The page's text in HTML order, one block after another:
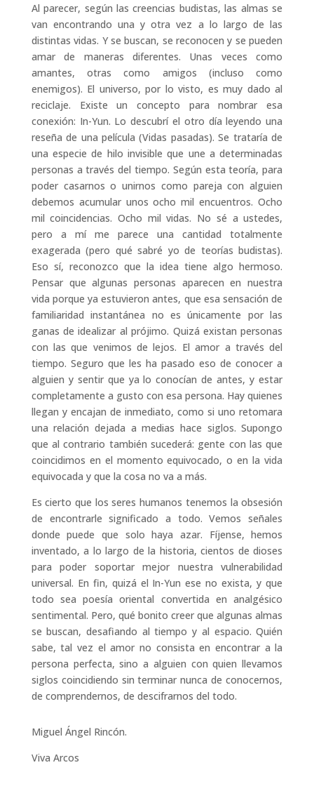
Al parecer, según las creencias budistas, las almas se
van encontrando una y otra vez a lo largo de las
distintas vidas. Y se buscan, se reconocen y se pueden
amar de maneras diferentes. Unas veces como
amantes, otras como amigos (incluso como
enemigos). El universo, por lo visto, es muy dado al
reciclaje. Existe un concepto para nombrar esa
conexión: In-Yun. Lo descubrí el otro día leyendo una
reseña de una película (Vidas pasadas). Se trataría de
una especie de hilo invisible que une a determinadas
personas a través del tiempo. Según esta teoría, para
poder casarnos o unirnos como pareja con alguien
debemos acumular unos ocho mil encuentros. Ocho
mil coincidencias. Ocho mil vidas. No sé a ustedes,
pero a mí me parece una cantidad totalmente
exagerada (pero qué sabré yo de teorías budistas).
Eso sí, reconozco que la idea tiene algo hermoso.
Pensar que algunas personas aparecen en nuestra
vida porque ya estuvieron antes, que esa sensación de
familiaridad instantánea no es únicamente por las
ganas de idealizar al prójimo. Quizá existan personas
con las que venimos de lejos. El amor a través del
tiempo. Seguro que les ha pasado eso de conocer a
alguien y sentir que ya lo conocían de antes, y estar
completamente a gusto con esa persona. Hay quienes
llegan y encajan de inmediato, como si uno retomara
una relación dejada a medias hace siglos. Supongo
que al contrario también sucederá: gente con las que
coincidimos en el momento equivocado, o en la vida
equivocada y que la cosa no va a más.
Es cierto que los seres humanos tenemos la obsesión
de encontrarle significado a todo. Vemos señales
donde puede que solo haya azar. Fíjense, hemos
inventado, a lo largo de la historia, cientos de dioses
para poder soportar mejor nuestra vulnerabilidad
universal. En fin, quizá el In-Yun ese no exista, y que
todo sea poesía oriental convertida en analgésico
sentimental. Pero, qué bonito creer que algunas almas
se buscan, desafiando al tiempo y al espacio. Quién
sabe, tal vez el amor no consista en encontrar a la
persona perfecta, sino a alguien con quien llevamos
siglos coincidiendo sin terminar nunca de conocernos,
de comprendernos, de descifrarnos del todo.
Miguel Ángel Rincón.
Viva Arcos